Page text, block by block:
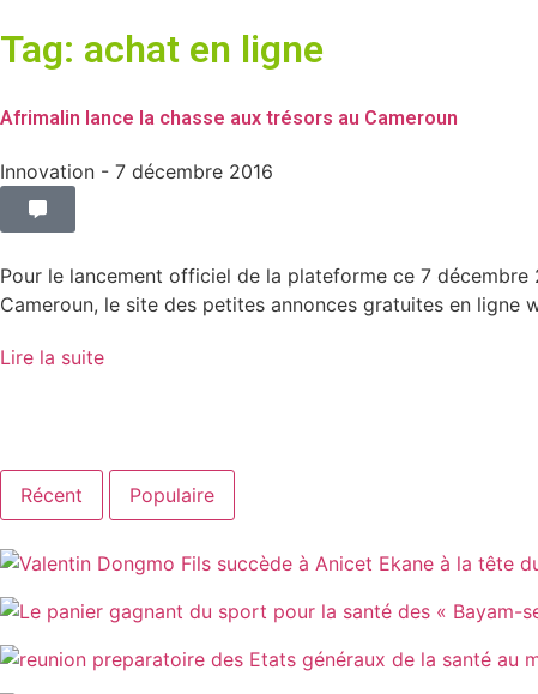
Tag: achat en ligne
Afrimalin lance la chasse aux trésors au Cameroun
Innovation - 7 décembre 2016
Pour le lancement officiel de la plateforme ce 7 décembre
Cameroun, le site des petites annonces gratuites en ligne
Lire la suite
Récent Populaire